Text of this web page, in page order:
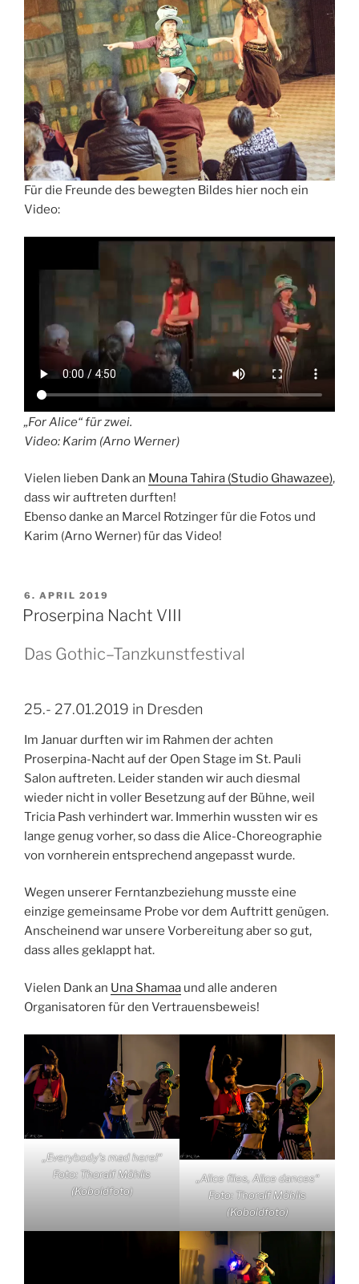
Für die Freunde des bewegten Bildes hier noch ein
Video:
„For Alice“ für zwei.
Video: Karim (Arno Werner)
Vielen lieben Dank an Mouna Tahira (Studio Ghawazee),
dass wir auftreten durften!
Ebenso danke an Marcel Rotzinger für die Fotos und
Karim (Arno Werner) für das Video!
VERÖFFENTLICHT
AM
6. APRIL 2019
Proserpina Nacht VIII
Das Gothic–Tanzkunstfestival
25.- 27.01.2019 in Dresden
Im Januar durften wir im Rahmen der achten
Proserpina-Nacht auf der Open Stage im St. Pauli
Salon auftreten. Leider standen wir auch diesmal
wieder nicht in voller Besetzung auf der Bühne, weil
Tricia Pash verhindert war. Immerhin wussten wir es
lange genug vorher, so dass die Alice-Choreographie
von vornherein entsprechend angepasst wurde.
Wegen unserer Ferntanzbeziehung musste eine
einzige gemeinsame Probe vor dem Auftritt genügen.
Anscheinend war unsere Vorbereitung aber so gut,
dass alles geklappt hat.
Vielen Dank an Una Shamaa und alle anderen
Organisatoren für den Vertrauensbeweis!
„Everybody’s mad here!“
Foto: Thoralf Möhlis
(Koboldfoto)
„Alice flies, Alice dances“
Foto: Thoralf Möhlis
(Koboldfoto)